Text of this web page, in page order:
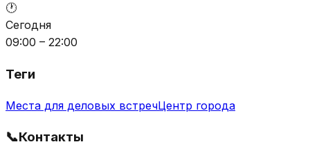
🕐
Сегодня
09:00 – 22:00
Теги
Места для деловых встречЦентр города
📞Контакты